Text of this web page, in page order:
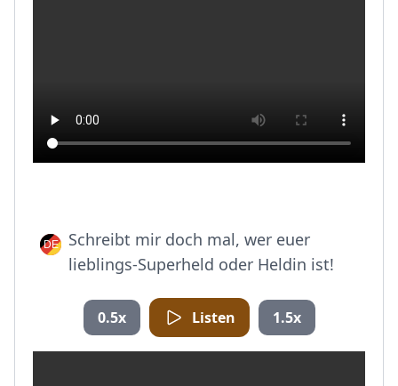
Schreibt mir doch mal, wer euer
lieblings-Superheld oder Heldin ist!
0.5x Listen 1.5x